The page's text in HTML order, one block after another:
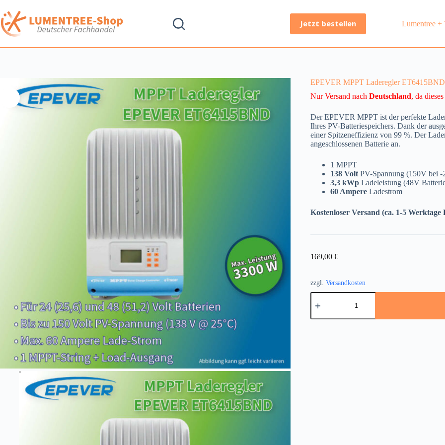
Jetzt bestellen Lumentree +
EPEVER MPPT Laderegler
Nur Versand nach Deutschland, da
Der EPEVER MPPT ist der perfekte
Ihres PV-Batteriespeichers. Dank der
einer Spitzeneffizienz von 99 %. Der
angeschlossenen Batterie an.
1 MPPT
138 VoltPV-Spannung (150V bei -
3,3 kWpLadeleistung (48V
60 AmpereLadestrom
Kostenloser Versand (ca. 1-5
169,00 €
zzgl. Versandkosten